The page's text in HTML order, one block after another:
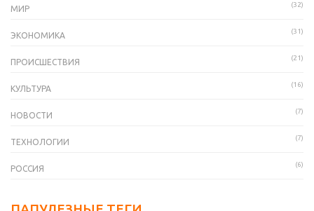
МИР (32)
ЭКОНОМИКА (31)
ПРОИСШЕСТВИЯ (21)
КУЛЬТУРА (16)
НОВОСТИ (7)
ТЕХНОЛОГИИ (7)
РОССИЯ (6)